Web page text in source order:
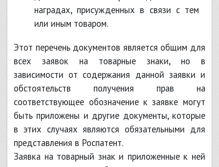
наградах, присужденных в связи с тем
или иным товаром.
Этот перечень документов является общим для
всех заявок на товарные знаки, но в
зависимости от содержания данной заявки и
обстоятельств получения прав на
соответствующее обозначение к заявке могут
быть приложены и другие документы, которые
в этих случаях являются обязательными для
представления в Роспатент.
Заявка на товарный знак и приложенные к ней